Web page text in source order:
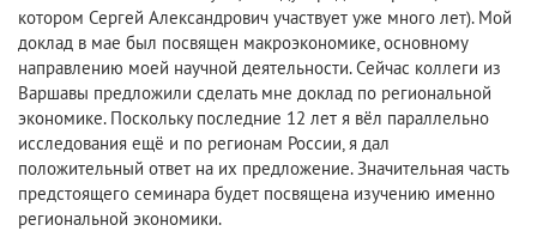
котором Сергей Александрович участвует уже много лет). Мой
доклад в мае был посвящен макроэкономике, основному
направлению моей научной деятельности. Сейчас коллеги из
Варшавы предложили сделать мне доклад по региональной
экономике. Поскольку последние 12 лет я вёл параллельно
исследования ещё и по регионам России, я дал
положительный ответ на их предложение. Значительная часть
предстоящего семинара будет посвящена изучению именно
региональной экономики.